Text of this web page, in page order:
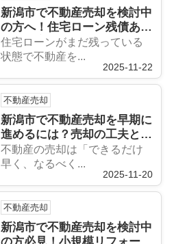
新潟市で不動産売却を検討中
の方へ！住宅ローン残債あり
の売却方法を分かりやすく解
説
住宅ローンがまだ残っている
状態で不動産を...
2025-11-22
不動産売却
新潟市で不動産売却を早期に
進めるには？売却の工夫と準
備ポイントをご紹介
不動産の売却は「できるだけ
早く、なるべく...
2025-11-20
不動産売却
新潟市で不動産売却を検討中